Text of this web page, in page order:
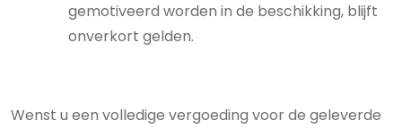
gemotiveerd worden in de beschikking, blijft
onverkort gelden.
Wenst u een volledige vergoeding voor de geleverde